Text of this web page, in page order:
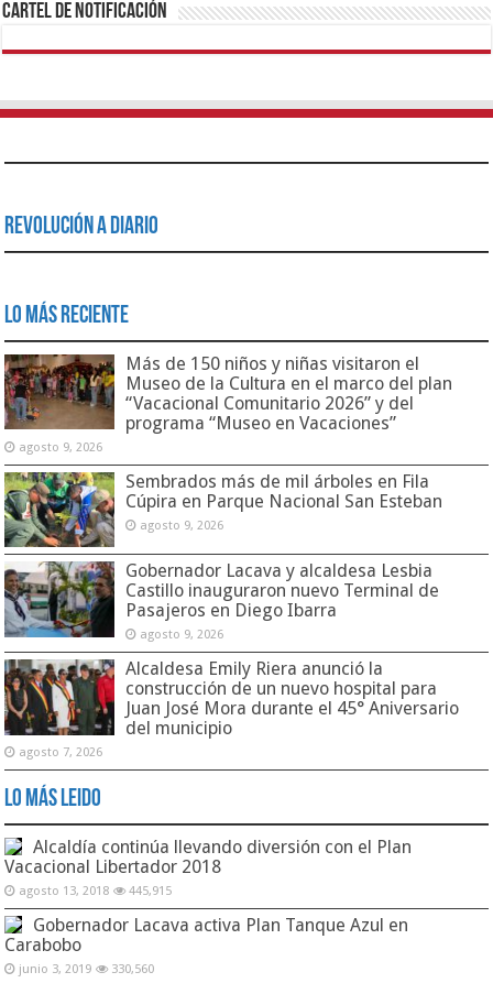
Cartel de Notificación
Revolución a Diario
Lo Más Reciente
Más de 150 niños y niñas visitaron el
Museo de la Cultura en el marco del plan
“Vacacional Comunitario 2026” y del
programa “Museo en Vacaciones”
agosto 9, 2026
Sembrados más de mil árboles en Fila
Cúpira en Parque Nacional San Esteban
agosto 9, 2026
Gobernador Lacava y alcaldesa Lesbia
Castillo inauguraron nuevo Terminal de
Pasajeros en Diego Ibarra
agosto 9, 2026
Alcaldesa Emily Riera anunció la
construcción de un nuevo hospital para
Juan José Mora durante el 45° Aniversario
del municipio
agosto 7, 2026
Lo Más Leido
Alcaldía continúa llevando diversión con el Plan
Vacacional Libertador 2018
agosto 13, 2018 445,915
Gobernador Lacava activa Plan Tanque Azul en
Carabobo
junio 3, 2019 330,560